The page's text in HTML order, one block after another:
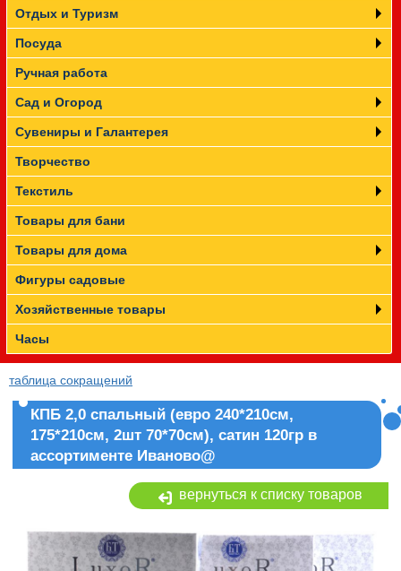
Отдых и Туризм
Посуда
Ручная работа
Сад и Огород
Сувениры и Галантерея
Творчество
Текстиль
Товары для бани
Товары для дома
Фигуры садовые
Хозяйственные товары
Часы
таблица сокращений
КПБ 2,0 спальный (евро 240*210см,
175*210см, 2шт 70*70см), сатин 120гр в
ассортименте Иваново@
вернуться к списку товаров